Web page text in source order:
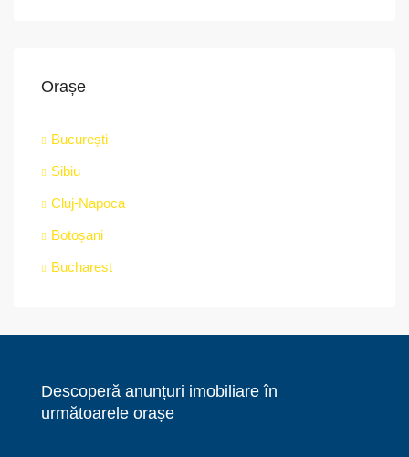
Orașe
București
Sibiu
Cluj-Napoca
Botoșani
Bucharest
Descoperă anunțuri imobiliare în
următoarele orașe